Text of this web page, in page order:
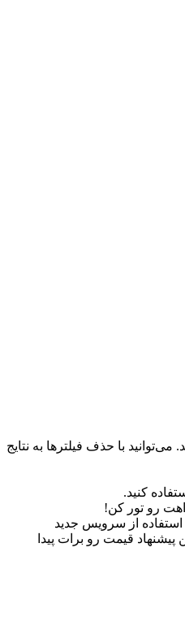
با حذف فیلترها به نتایج
کنید.
رو تور کن!
استفاده از سرویس جدید
قیمت رو برات پیدا